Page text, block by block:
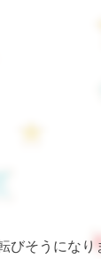
そうにな